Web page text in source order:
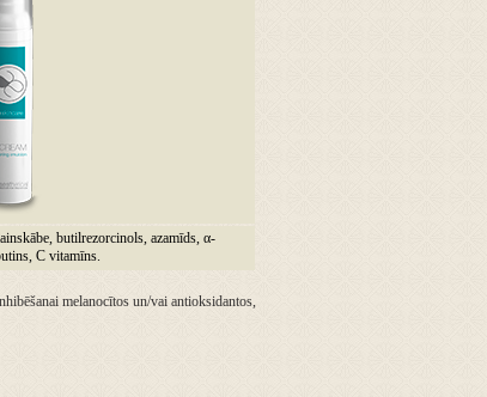
butilrezorcinols, azamīds, α-
C vitamīns.
melanocītos un/vai antioksidantos,